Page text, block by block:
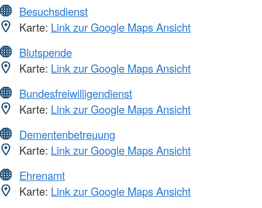
Besuchsdienst
Karte: Link zur Google Maps Ansicht
Blutspende
Karte: Link zur Google Maps Ansicht
Bundesfreiwilligendienst
Karte: Link zur Google Maps Ansicht
Dementenbetreuung
Karte: Link zur Google Maps Ansicht
Ehrenamt
Karte: Link zur Google Maps Ansicht